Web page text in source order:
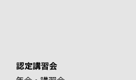
認定講習会